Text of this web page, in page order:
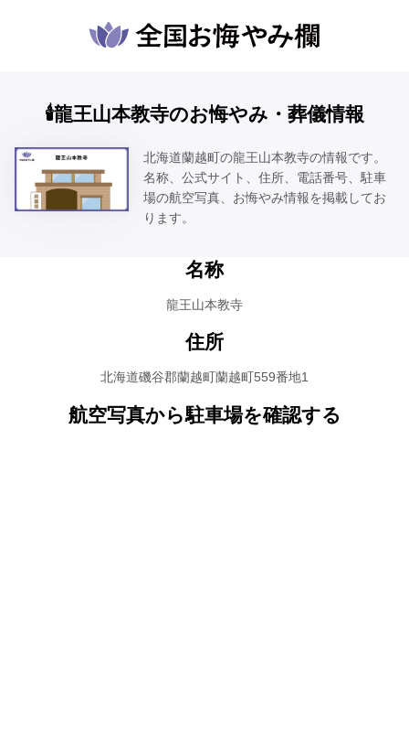
🕯️龍王山本教寺のお悔やみ・葬儀情報
北海道蘭越町の龍王山本教寺の情報です。
名称、公式サイト、住所、電話番号、駐車
場の航空写真、お悔やみ情報を掲載してお
ります。
名称
龍王山本教寺
住所
北海道磯谷郡蘭越町蘭越町559番地1
航空写真から駐車場を確認する